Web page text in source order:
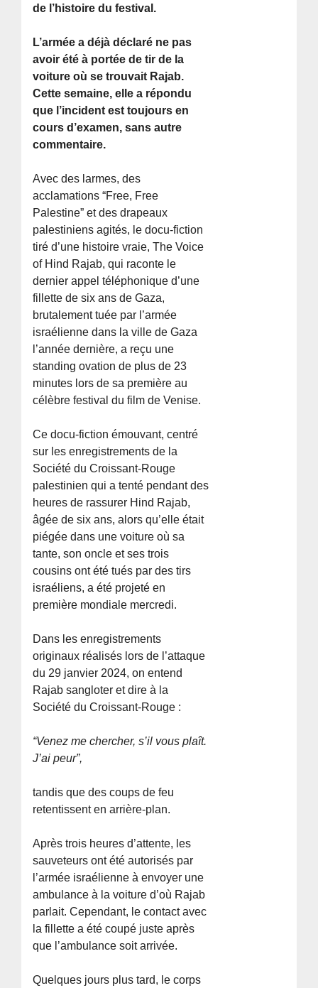
de l’histoire du festival.
L’armée a déjà déclaré ne pas
avoir été à portée de tir de la
voiture où se trouvait Rajab.
Cette semaine, elle a répondu
que l’incident est toujours en
cours d’examen, sans autre
commentaire.
Avec des larmes, des
acclamations “Free, Free
Palestine” et des drapeaux
palestiniens agités, le docu-fiction
tiré d’une histoire vraie, The Voice
of Hind Rajab, qui raconte le
dernier appel téléphonique d’une
fillette de six ans de Gaza,
brutalement tuée par l’armée
israélienne dans la ville de Gaza
l’année dernière, a reçu une
standing ovation de plus de 23
minutes lors de sa première au
célèbre festival du film de Venise.
Ce docu-fiction émouvant, centré
sur les enregistrements de la
Société du Croissant-Rouge
palestinien qui a tenté pendant des
heures de rassurer Hind Rajab,
âgée de six ans, alors qu’elle était
piégée dans une voiture où sa
tante, son oncle et ses trois
cousins ont été tués par des tirs
israéliens, a été projeté en
première mondiale mercredi.
Dans les enregistrements
originaux réalisés lors de l’attaque
du 29 janvier 2024, on entend
Rajab sangloter et dire à la
Société du Croissant-Rouge :
“Venez me chercher, s’il vous plaît.
J’ai peur”,
tandis que des coups de feu
retentissent en arrière-plan.
Après trois heures d’attente, les
sauveteurs ont été autorisés par
l’armée israélienne à envoyer une
ambulance à la voiture d’où Rajab
parlait. Cependant, le contact avec
la fillette a été coupé juste après
que l’ambulance soit arrivée.
Quelques jours plus tard, le corps